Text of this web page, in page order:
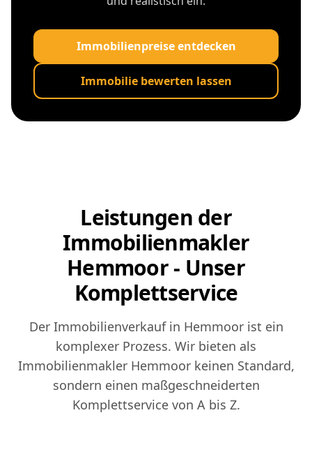
Immobilienpreise entdecken
Immobilie bewerten lassen
Leistungen der
Immobilienmakler
Hemmoor - Unser
Komplettservice
Der Immobilienverkauf in Hemmoor ist ein
komplexer Prozess. Wir bieten als
Immobilienmakler Hemmoor keinen Standard,
sondern einen maßgeschneiderten
Komplettservice von A bis Z.